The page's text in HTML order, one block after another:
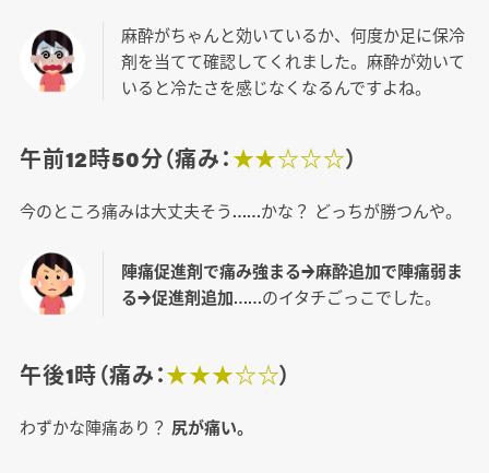
麻酔がちゃんと効いているか、何度か足に保冷
剤を当てて確認してくれました。麻酔が効いて
いると冷たさを感じなくなるんですよね。
午前12時50分（痛み：★★☆☆☆）
今のところ痛みは大丈夫そう……かな？ どっちが勝つんや。
陣痛促進剤で痛み強まる→麻酔追加で陣痛弱ま
る→促進剤追加……のイタチごっこでした。
午後1時（痛み：★★★☆☆）
わずかな陣痛あり？ 尻が痛い。